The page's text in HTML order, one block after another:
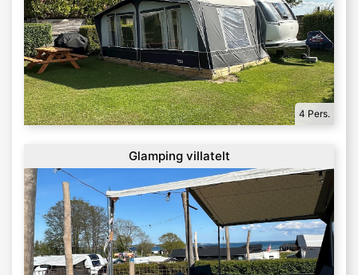
4 Pers.
Glamping villatelt